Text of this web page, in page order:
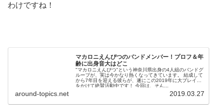
わけですね！
マカロニえんぴつのバンドメンバー！プロフ＆年
齢に出身音大はどこ
"マカロニえんぴつ"という神奈川県出身の4人組のバンドグ
ループが、実は今かなり熱くなってきています。 結成して
から7年目を迎える彼らが、遂にこの2019年に大ブレイク
をかけて絶賛活動中です！ 今回は、そん...
around-topics.net 2019.03.27